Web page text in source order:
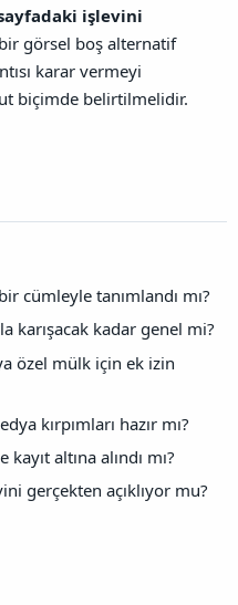
işlevini
görsel boş alternatif
karar vermeyi
biçimde belirtilmelidir.
cümleyle tanımlandı mı?
karışacak kadar genel mi?
özel mülk için ek izin
kırpımları hazır mı?
altına alındı mı?
gerçekten açıklıyor mu?